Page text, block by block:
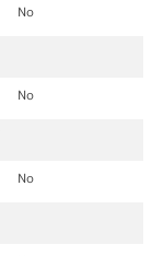
No
No
No